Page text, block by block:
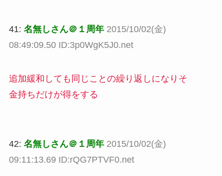
41: 名無しさん＠１周年 2015/10/02(金)
08:49:09.50 ID:3p0WgK5J0.net
追加緩和しても同じことの繰り返しになりそ
金持ちだけが得をする
42: 名無しさん＠１周年 2015/10/02(金)
09:11:13.69 ID:rQG7PTVF0.net